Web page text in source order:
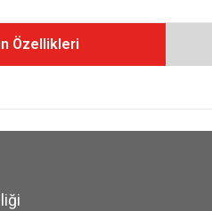
Özellikleri